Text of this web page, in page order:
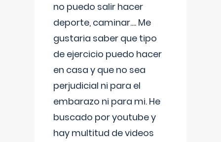
no puedo salir hacer
deporte, caminar.... Me
gustaria saber que tipo
de ejercicio puedo hacer
en casa y que no sea
perjudicial ni para el
embarazo ni para mi. He
buscado por youtube y
hay multitud de videos